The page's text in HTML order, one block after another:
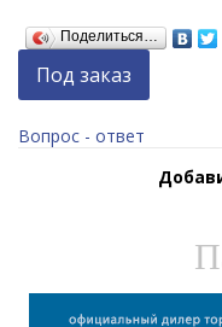
Поделиться…
Под заказ
Вопрос - ответ